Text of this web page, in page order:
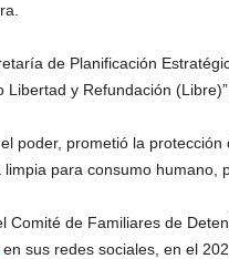
de Planificación
Libertad y Refundación (Libre)”.
poder, prometió la
para consumo humano,
Comité de Familiares de
sus redes sociales, en el